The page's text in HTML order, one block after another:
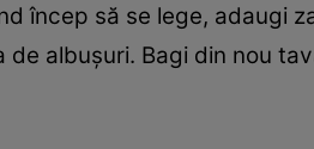
încep să se lege, adaugi
albuşuri. Bagi din nou